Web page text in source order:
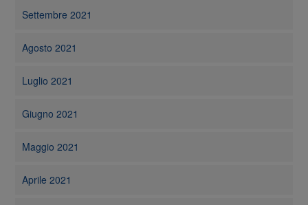
Settembre 2021
Agosto 2021
Luglio 2021
Giugno 2021
Maggio 2021
Aprile 2021